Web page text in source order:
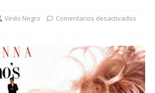
Vinilo Negro Comentarios desactivados